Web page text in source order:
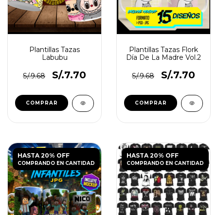
Plantillas Tazas
Labubu
S/.9.68 S/.7.70
Plantillas Tazas Flork
Día De La Madre Vol.2
S/.9.68 S/.7.70
HASTA 20% OFF
COMPRANDO EN CANTIDAD
HASTA 20% OFF
COMPRANDO EN CANTIDAD